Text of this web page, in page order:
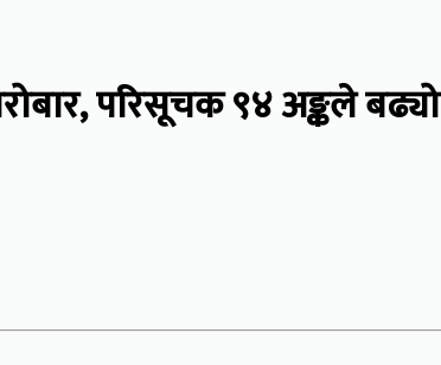
परिसूचक ९४ अङ्कले बढ्यो